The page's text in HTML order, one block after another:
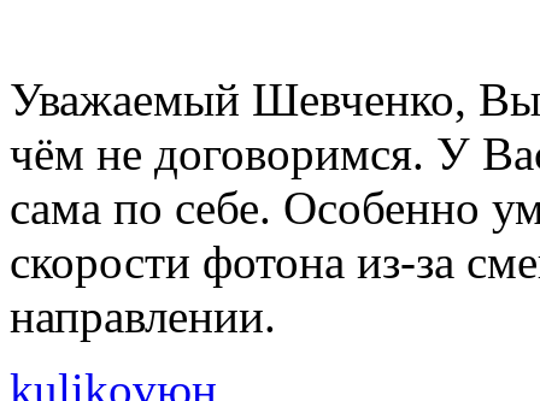
Уважаемый Шевченко,
чём не договоримся. У
сама по себе. Особенно
скорости фотона из-за
направлении.
kulikovюн